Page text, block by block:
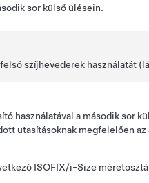
sor külső ülésein.
szíjhevederek használatát
használatával a második sor
utasításoknak megfelelően
ISOFIX/i-Size